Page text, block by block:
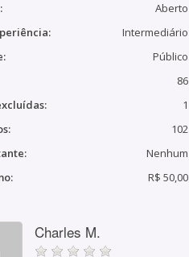
Aberto
Intermediário
Público
86
1
102
Nenhum
R$ 50,00
Charles M.